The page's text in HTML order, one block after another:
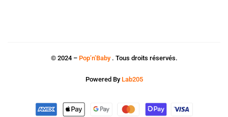
© 2024 – Pop’n’Baby. Tous droits réservés.
Powered By Lab205